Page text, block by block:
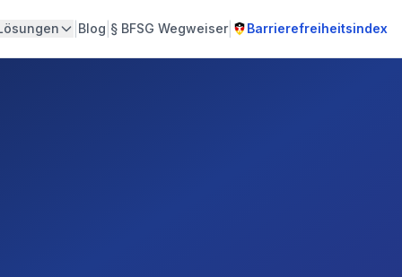
Blog § BFSG Wegweiser| Barrierefreiheitsindex